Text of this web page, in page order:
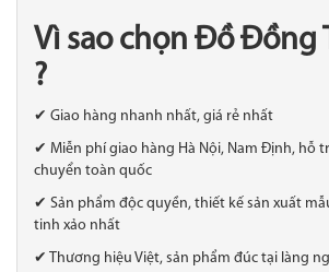
Vì sao chọn Đồ Đồng
?
✔ Giao hàng nhanh nhất, giá rẻ nhất
✔ Miễn phí giao hàng Hà Nội, Nam Định, hỗ
chuyển toàn quốc
✔ Sản phẩm độc quyền, thiết kế sản xuất
tinh xảo nhất
✔ Thương hiệu Việt, sản phẩm đúc tại làng